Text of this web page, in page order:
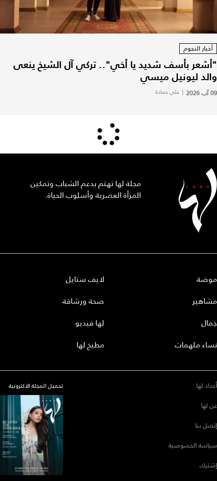
أخبار النجوم
"أشعر بأسف شديد يا أخي".. تركي آل الشيخ ينعى
والد ليونيل ميسي
09 آب 2026 | علي حمادة
مجلة لها تهتم بدعم الشباب وتمكين
المرأة العصرية وأسلوب الحياة.
موضة
مشاهير
جمال
نساء ملهمات
لايف ستايل
صحة ورشاقة
لها فيديو
مطبخ لها
أعداد لها
عن لها
إتصل بنا
سياسة الخصوصية
إشترك
تحميل المجلة الاكترونية